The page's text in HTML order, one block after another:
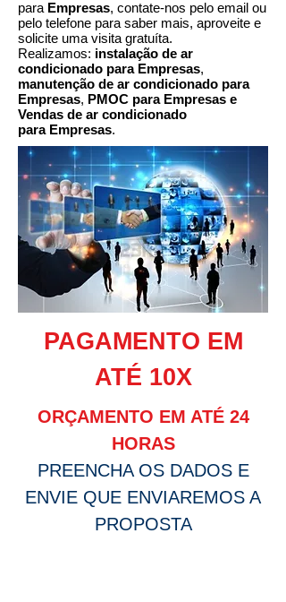
para Empresas, contate-nos pelo email ou
pelo telefone para saber mais, aproveite e
solicite uma visita gratuíta.
Realizamos: instalação de ar
condicionado para Empresas,
manutenção de ar condicionado para
Empresas, PMOC para Empresas e
Vendas de ar condicionado
para Empresas.
PAGAMENTO EM
ATÉ 10X
ORÇAMENTO EM ATÉ 24
HORAS
PREENCHA OS DADOS E
ENVIE QUE ENVIAREMOS A
PROPOSTA